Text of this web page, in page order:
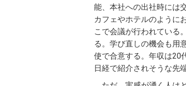
能、本社への出社時には
カフェやホテルのように
こで会議が行われている
る。学び直しの機会も用
使で合意する。年収は20
日経で紹介されそうな先